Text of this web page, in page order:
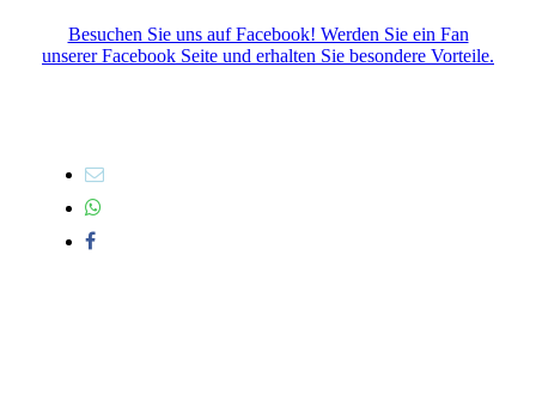
Besuchen Sie uns auf Facebook! Werden Sie ein Fan
unserer Facebook Seite und erhalten Sie besondere Vorteile.